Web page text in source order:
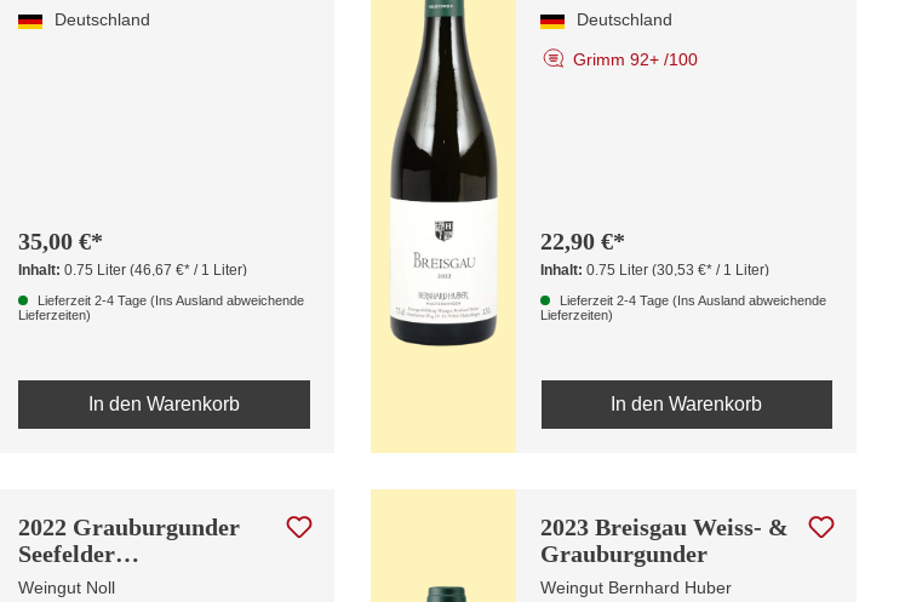
Deutschland
35,00 €*
Inhalt: 0.75 Liter (46,67 €* / 1 Liter)
Lieferzeit 2-4 Tage (Ins Ausland abweichende
Lieferzeiten)
In den Warenkorb
Deutschland
Grimm 92+ /100
22,90 €*
Inhalt:0.75 Liter(30,53 €* / 1 Liter)
Lieferzeit 2-4 Tage (Ins Ausland abweichende
Lieferzeiten)
In den Warenkorb
2022 Grauburgunder
Seefelder
Maltesergarten
Weingut Noll
2023 Breisgau Weiss- &
Grauburgunder
Weingut Bernhard Huber